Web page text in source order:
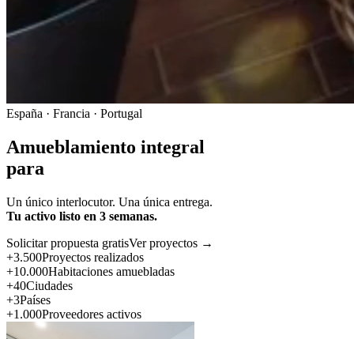
España · Francia · Portugal
Amueblamiento integral
para
Un único interlocutor. Una única entrega.
Tu activo listo en 3 semanas.
Solicitar propuesta gratisVer proyectos →
+3.500Proyectos realizados
+10.000Habitaciones amuebladas
+40Ciudades
+3Países
+1.000Proveedores activos